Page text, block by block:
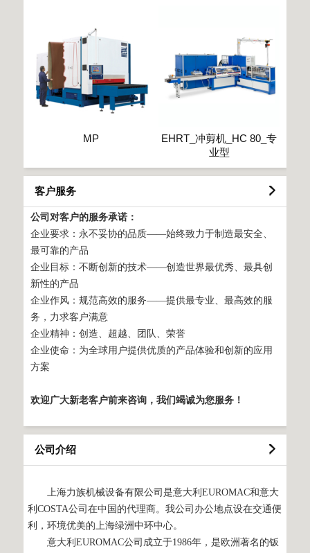
MP
EHRT_冲剪机_HC 80_专
业型
客户服务
公司对客户的服务承诺：
企业要求：永不妥协的品质——始终致力于制造最安全、
最可靠的产品
企业目标：不断创新的技术——创造世界最优秀、最具创
新性的产品
企业作风：规范高效的服务——提供最专业、最高效的服
务，力求客户满意
企业精神：创造、超越、团队、荣誉
企业使命：为全球用户提供优质的产品体验和创新的应用
方案
欢迎广大新老客户前来咨询，我们竭诚为您服务！
公司介绍
上海力族机械设备有限公司是意大利EUROMAC和意大
利COSTA公司在中国的代理商。我公司办公地点设在交通便
利，环境优美的上海绿洲中环中心。
意大利EUROMAC公司成立于1986年，是欧洲著名的钣